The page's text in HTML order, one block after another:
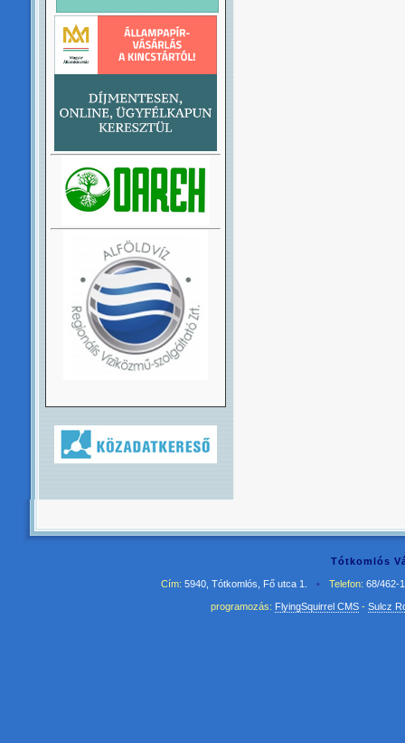
Tótkomlós
Cím: 5940, Tótkomlós, Fő utca 1. • Telefon: 68/462-
programozás: FlyingSquirrel CMS- Sulcz